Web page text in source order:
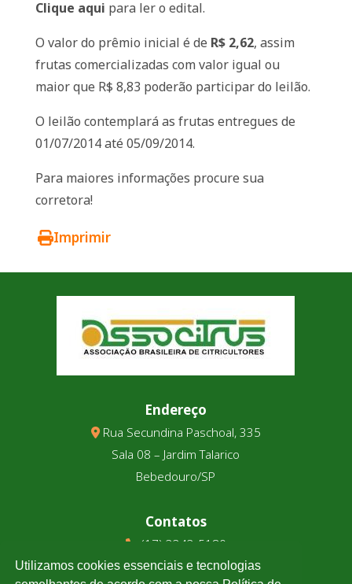
Clique aqui para ler o edital.
O valor do prêmio inicial é de R$ 2,62, assim
frutas comercializadas com valor igual ou
maior que R$ 8,83 poderão participar do leilão.
O leilão contemplará as frutas entregues de
01/07/2014 até 05/09/2014.
Para maiores informações procure sua
corretora!
Imprimir
Endereço
Rua Secundina Paschoal, 335
Sala 08 – Jardim Talarico
Bebedouro/SP
Contatos
(17) 3343-5180
(17) 99123-9831
Utilizamos cookies essenciais e tecnologias